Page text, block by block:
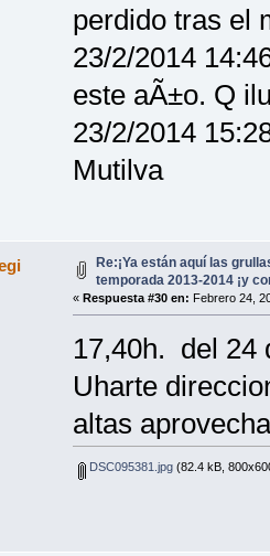
perdido tras
23/2/2014
este aÃ±o. Q
23/2/2014
Mutilva
Re:¡Ya están aquí las
temporada 2013-2014 ¡y
« Respuesta #30 en: Febrero 24,
17,40h. del 24
Uharte
altas
DSC095381.jpg(82.4 kB,